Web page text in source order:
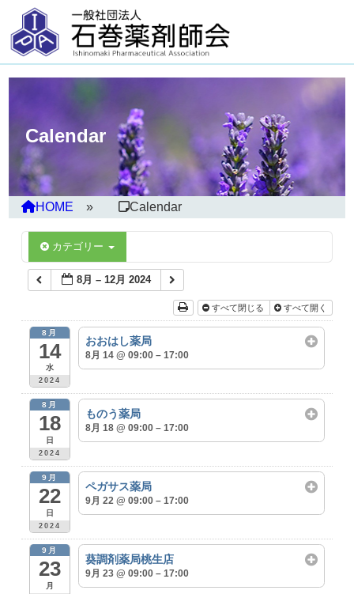
Calendar
HOME Calendar
カテゴリー
8月 – 12月 2024
すべて閉じる すべて開く
8月
14
水
2024
おおはし薬局
8月 14 @ 09:00 – 17:00
8月
18
日
2024
ものう薬局
8月 18 @ 09:00 – 17:00
9月
22
日
2024
ペガサス薬局
9月 22 @ 09:00 – 17:00
9月
23
月
葵調剤薬局桃生店
9月 23 @ 09:00 – 17:00